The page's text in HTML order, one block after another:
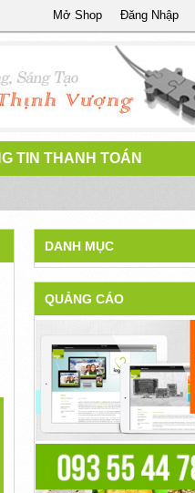
Đăng Nhập
Mở Shop
TIN THANH TOÁN
DANH MỤC
QUẢNG CÁO